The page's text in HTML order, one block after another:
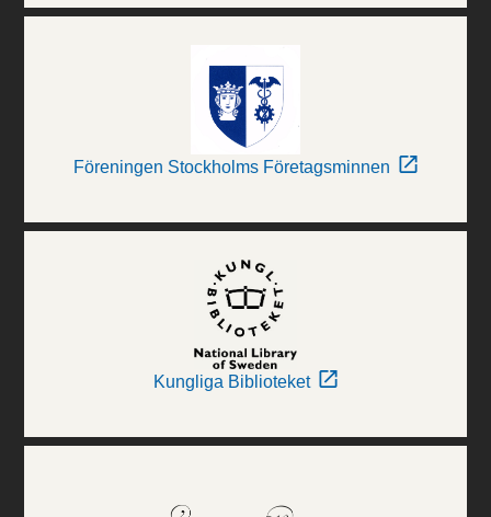
Föreningen Stockholms Företagsminnen
Kungliga Biblioteket